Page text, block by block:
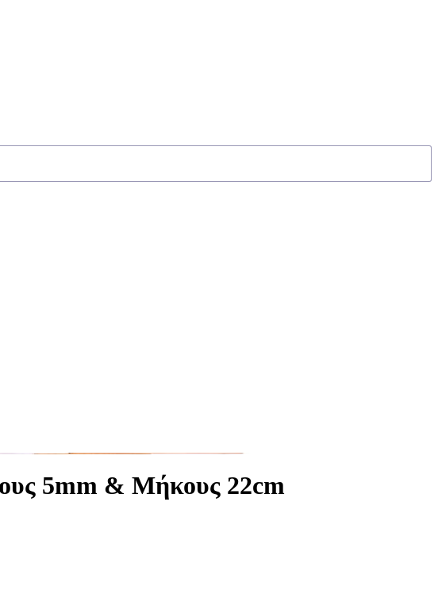
5mm & Μήκους 22cm